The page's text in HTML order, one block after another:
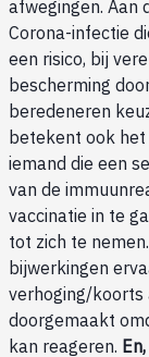
afwegingen. Aan
Corona-infectie
een risico, bij
bescherming
beredeneren
betekent ook het
iemand die een
van de
vaccinatie in te
tot zich te
bijwerkingen
verhoging/koorts
doorgemaakt
kan reageren.